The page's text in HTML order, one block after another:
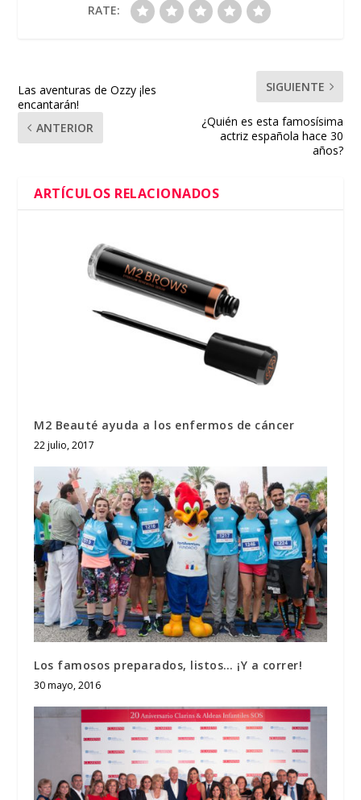
RATE:
Las aventuras de Ozzy ¡les
encantarán!
ANTERIOR
SIGUIENTE
¿Quién es esta famosísima
actriz española hace 30
años?
ARTÍCULOS RELACIONADOS
M2 Beauté ayuda a los enfermos de cáncer
22 julio, 2017
Los famosos preparados, listos… ¡Y a correr!
30 mayo, 2016